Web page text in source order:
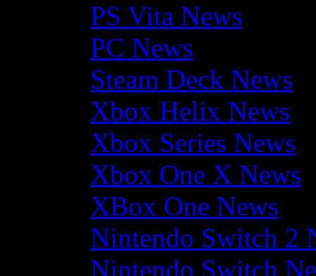
PS Vita News
PC News
Steam Deck News
Xbox Helix News
Xbox Series News
Xbox One X News
XBox One News
Nintendo Switch 2
Nintendo Switch